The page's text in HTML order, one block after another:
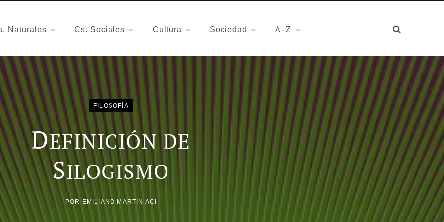
Naturales Cs. Sociales Cultura Sociedad A-Z
FILOSOFÍA
DEFINICIÓN DE
SILOGISMO
POR EMILIANO MARTÍN ACI